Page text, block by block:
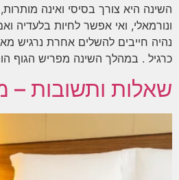
השינה היא צורך בסיסי ואינה
ונורמאלי, ואי אפשר לחיות בלעדיה
נהיה חייבים להשלים אחרת נרגיש
כרגיל . במהלך השינה מפריש הגוף
שאלות ותשובות –